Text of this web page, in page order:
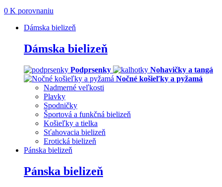
0 K porovnaniu
Dámska bielizeň
Dámska bielizeň
Podprsenky
Nohavičky a tangá
Nočné košieľky a pyžamá
Nadmerné veľkosti
Plavky
Spodničky
Športová a funkčná bielizeň
Košieľky a tielka
Sťahovacia bielizeň
Erotická bielizeň
Pánska bielizeň
Pánska bielizeň